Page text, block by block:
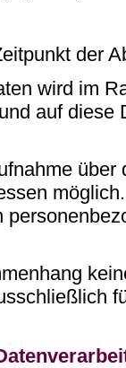
der
wird im
auf diese
über